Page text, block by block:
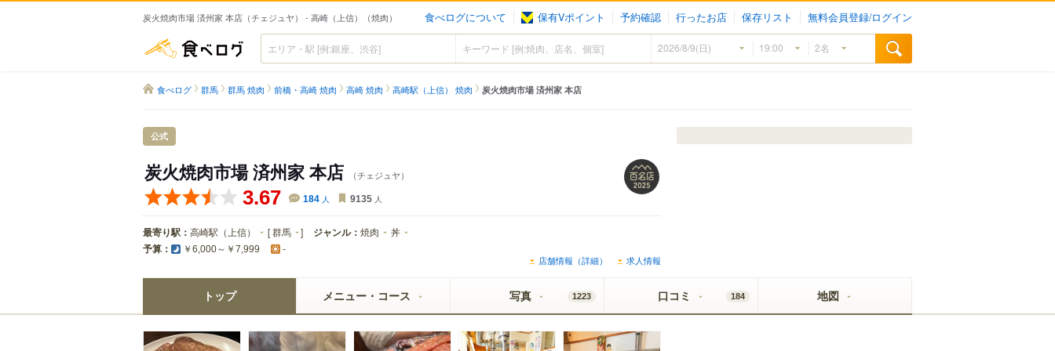
炭火焼肉市場 済州家 本店（チェジュヤ） - 高崎（上信）（焼肉） 食べログについて 保有Vポイント 予約確認 行ったお店 保存リスト 無料会員登録/ログイン
食べログ
食べログ 群馬 群馬 焼肉 前橋・高崎 焼肉 高崎 焼肉 高崎駅（上信） 焼肉 炭火焼肉市場 済州家 本店
公式
炭火焼肉市場 済州家 本店 （チェジュヤ）
3.67 184 人 9135 人
最寄り駅： 高崎駅（上信） [群馬 ] ジャンル： 焼肉 丼
予算： ￥6,000～￥7,999 -
店舗情報（詳細） 求人情報
トップ メニュー・コース 写真 1223 口コミ 184 地図